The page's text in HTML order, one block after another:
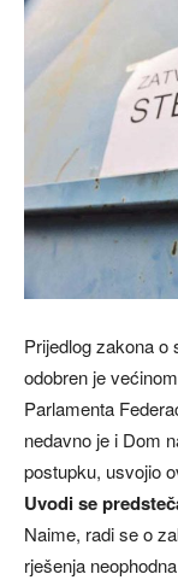
Prijedlog zakona o
odobren je
Parlamenta
nedavno je i Dom
postupku, usvojio
Uvodi se
Naime, radi se o
rješenja